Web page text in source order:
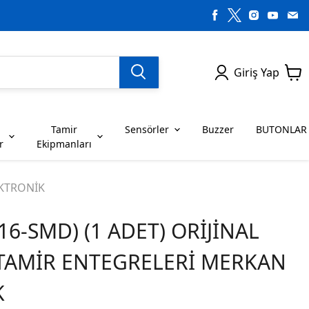
Giriş Yap
SENSÖRLER
BUTONLAR
SERİSİ ENTEGRELER
ENTEGRELER G SERİSİ ENTEGRELER
ENTEGRELER K SERİSİ ENTEGRELER
Dirençler
Tamir
Ekipmanları
Sensörler Buzzer BUTONLAR
SMD) (1 ADET) ORİJİNAL
ENTEGRELERİ MERKAN